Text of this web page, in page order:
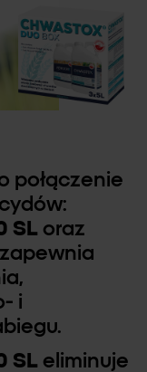
połączenie
SL oraz
i
SL eliminuje